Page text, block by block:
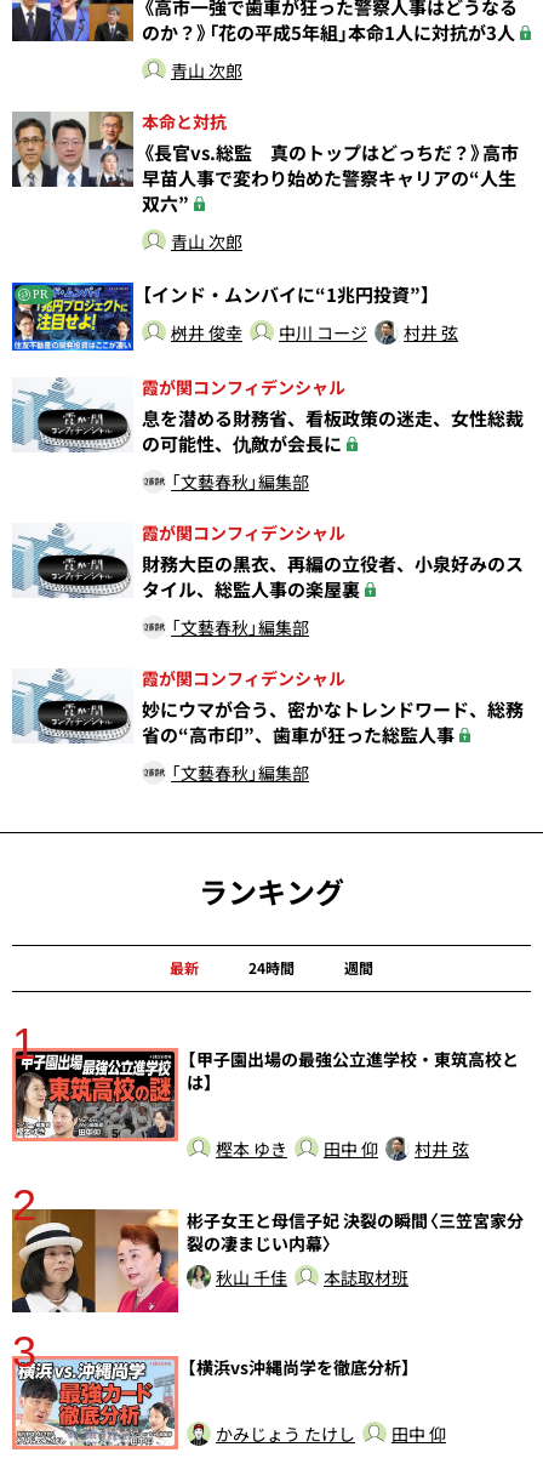
《高市一強で歯車が狂った警察人事はどうなる
のか？》「花の平成5年組」本命1人に対抗が3人
青山 次郎
本命と対抗
《長官vs.総監 真のトップはどっちだ？》高市
早苗人事で変わり始めた警察キャリアの“人生
双六”
青山 次郎
PR 【インド・ムンバイに“1兆円投資”】
桝井 俊幸 中川 コージ 村井 弦
霞が関コンフィデンシャル
息を潜める財務省、看板政策の迷走、女性総裁
の可能性、仇敵が会長に
「文藝春秋」編集部
霞が関コンフィデンシャル
財務大臣の黒衣、再編の立役者、小泉好みのス
タイル、総監人事の楽屋裏
「文藝春秋」編集部
霞が関コンフィデンシャル
妙にウマが合う、密かなトレンドワード、総務
省の“高市印”、歯車が狂った総監人事
「文藝春秋」編集部
ランキング
最新 24時間 週間
1
【甲子園出場の最強公立進学校・東筑高校と
は】
樫本 ゆき 田中 仰 村井 弦
2
彬子女王と母信子妃 決裂の瞬間〈三笠宮家分
裂の凄まじい内幕〉
秋山 千佳
本誌取材班
3 【横浜vs沖縄尚学を徹底分析】
かみじょう たけし 田中 仰